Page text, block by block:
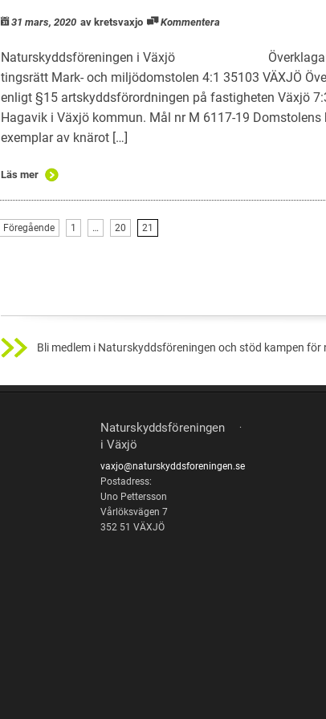
31 mars, 2020 av kretsvaxjo Kommentera
Naturskyddsföreningen i Växjö Överklagande
tingsrätt Mark- och miljödomstolen 4:1 35103 VÄXJÖ
enligt §15 artskyddsförordningen på fastigheten Växjö
Hagavik i Växjö kommun. Mål nr M 6117-19
exemplar av knärot […]
Läs mer
Föregående 1 … 20 21
Bli medlem i Naturskyddsföreningen och stöd kampen för
Naturskyddsföreningen
i Växjö
vaxjo@naturskyddsforeningen.se
Postadress:
Uno Pettersson
Vårlöksvägen 7
352 51 VÄXJÖ
.